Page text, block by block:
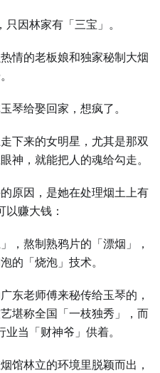
只因林家有「三宝」。
情的老板娘和独家秘制大烟
琴给娶回家，想疯了。
下来的女明星，尤其是那双
神，就能把人的魂给勾走。
原因，是她在处理烟土上有
以赚大钱：
，熬制熟鸦片的「漂烟」，
的「烧泡」技术。
东老师傅来秘传给玉琴的，
堪称全国「一枝独秀」，而
当「财神爷」供着。
馆林立的环境里脱颖而出，